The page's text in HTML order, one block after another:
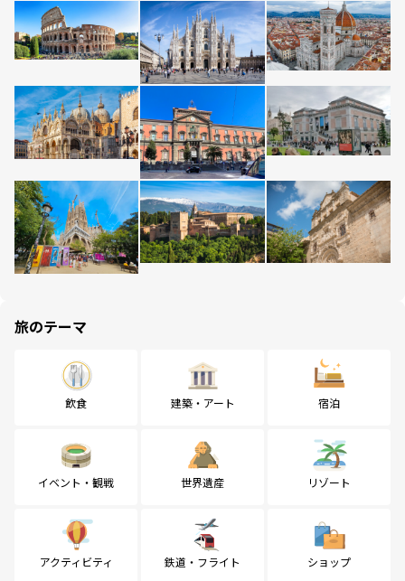
旅のテーマ
飲食 建築・アート 宿泊
イベント・観戦 世界遺産 リゾート
アクティビティ 鉄道・フライト ショップ